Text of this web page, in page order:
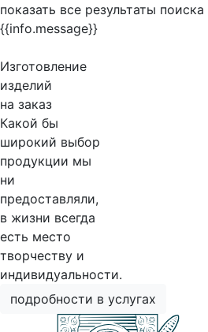
показать все результаты поиска
{{info.message}}
Изготовление
изделий
на заказ
Какой бы
широкий выбор
продукции мы
ни
предоставляли,
в жизни всегда
есть место
творчеству и
индивидуальности.
подробности в услугах